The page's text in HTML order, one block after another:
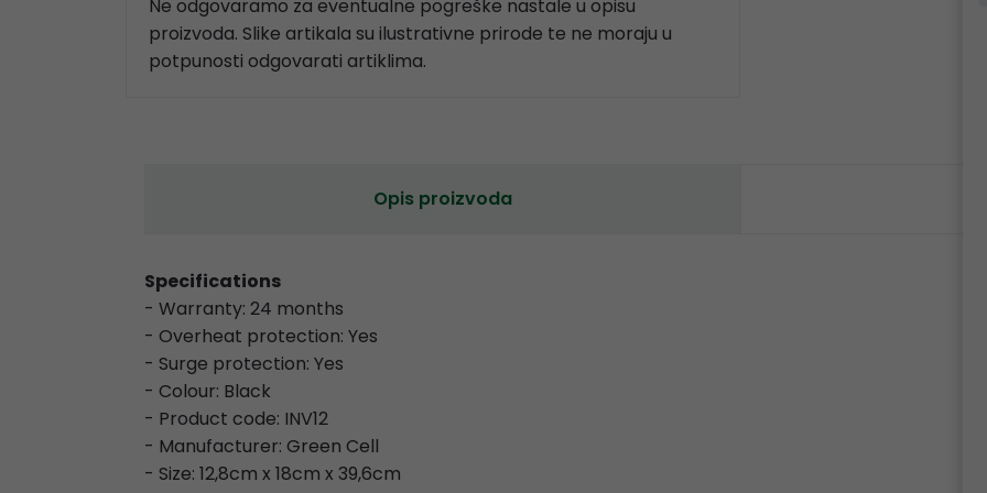
Ne odgovaramo za eventualne pogreške nastale u opisu
proizvoda. Slike artikala su ilustrativne prirode te ne moraju u
potpunosti odgovarati artiklima.
Opis proizvoda
Specifications
- Warranty: 24 months
- Overheat protection: Yes
- Surge protection: Yes
- Colour: Black
- Product code: INV12
- Manufacturer: Green Cell
- Size: 12,8cm x 18cm x 39,6cm